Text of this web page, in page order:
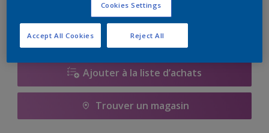
Ajouter à la liste d’achats
Trouver un magasin
Cookies Settings
Reject All
Accept All Cookies